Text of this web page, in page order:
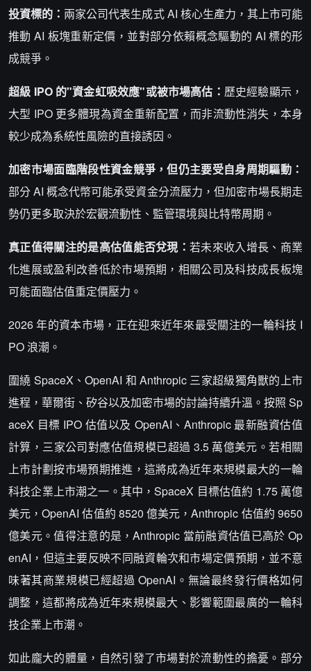
投資標的： 兩家公司代表生成式 AI 核心生產力，其上市可能
推動 AI 板塊重新定價，並對部分依賴概念驅動的 AI 標的形
成競爭。
超級 IPO 的"資金虹吸效應"或被市場高估： 歷史經驗顯示，
大型 IPO 更多體現為資金重新配置，而非流動性消失，本身
較少成為系統性風險的直接誘因。
加密市場面臨階段性資金競爭，但仍主要受自身周期驅動：
部分 AI 概念代幣可能承受資金分流壓力，但加密市場長期走
勢仍更多取決於宏觀流動性、監管環境與比特幣周期。
真正值得關注的是高估值能否兌現：若未來收入增長、商業
化進展或盈利改善低於市場預期，相關公司及科技成長板塊
可能面臨估值重定價壓力。
2026 年的資本市場，正在迎來近年來最受關注的一輪科技 I
PO 浪潮。
圍繞 SpaceX、OpenAI 和 Anthropic 三家超級獨角獸的上市
進程，華爾街、矽谷以及加密市場的討論持續升溫。按照 Sp
aceX 目標 IPO 估值以及 OpenAI、Anthropic 最新融資估值
計算，三家公司對應估值規模已超過 3.5 萬億美元。若相關
上市計劃按市場預期推進，這將成為近年來規模最大的一輪
科技企業上市潮之一。其中，SpaceX 目標估值約 1.75 萬億
美元，OpenAI 估值約 8520 億美元，Anthropic 估值約 9650
億美元。值得注意的是，Anthropic 當前融資估值已高於 Op
enAI，但這主要反映不同融資輪次和市場定價預期，並不意
味著其商業規模已經超過 OpenAI。無論最終發行價格如何
調整，這都將成為近年來規模最大、影響範圍最廣的一輪科
技企業上市潮。
如此龐大的體量，自然引發了市場對於流動性的擔憂。部分